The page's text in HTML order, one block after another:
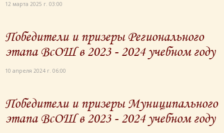
12 марта 2025 г. 03:00
Победители и призеры Регионального
этапа ВсОШ в 2023 - 2024 учебном году
10 апреля 2024 г. 06:00
Победители и призеры Муниципального
этапа ВсОШ в 2023 - 2024 учебном году